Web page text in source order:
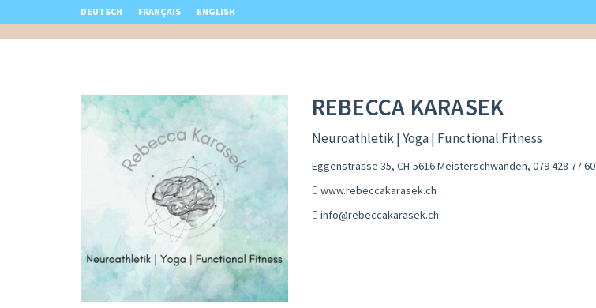
DEUTSCH FRANÇAIS ENGLISH
REBECCA KARASEK
Neuroathletik | Yoga | Functional Fitness
Eggenstrasse 35, CH-5616 Meisterschwanden, 079 428 77 60
www.rebeccakarasek.ch
info@rebeccakarasek.ch